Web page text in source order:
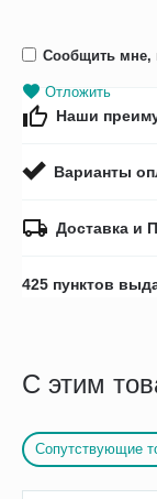
Сообщить мне,
Отложить
Наши
Варианты
Доставка и
425 пунктов
С этим
Сопутствующие